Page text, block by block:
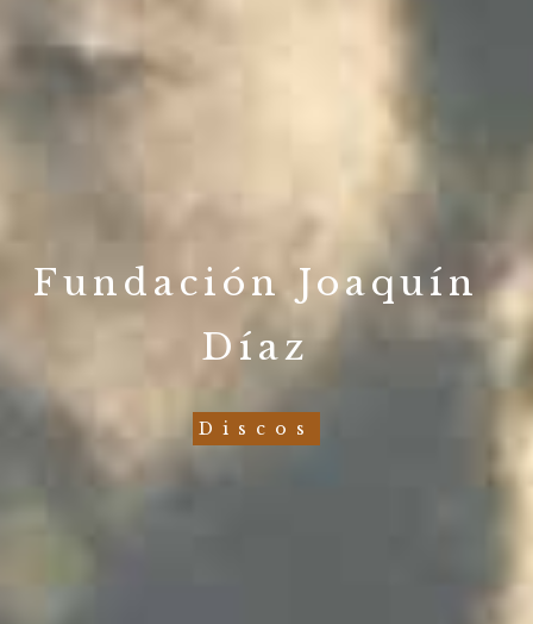
Fundación Joaquín
Díaz
Discos